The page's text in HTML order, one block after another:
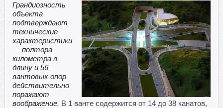
Грандиозность
объекта
подтверждают
технические
характеристики
— полтора
километра в
длину и 56
вантовых опор
действительно
поражают
воображение. В 1 ванте содержится от 14 до 38 канатов,